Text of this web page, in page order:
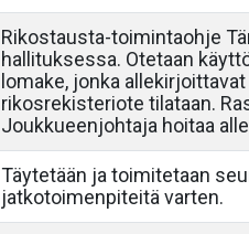
Rikostausta-toimintaohje
hallituksessa. Otetaan
lomake, jonka
rikosrekisteriote tilataan.
Joukkueenjohtaja hoitaa
Täytetään ja toimitetaan
jatkotoimenpiteitä varten.